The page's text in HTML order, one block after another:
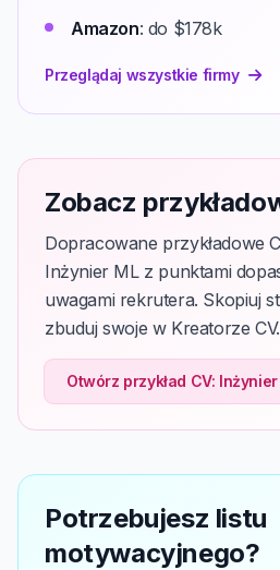
Amazon: do $178k
Przeglądaj wszystkie firmy
Zobacz
Dopracowane przykładowe
Inżynier ML z punktami
uwagami rekrutera. Skopiuj
zbuduj swoje w Kreatorze CV.
Otwórz przykład CV:
Potrzebujesz listu
motywacyjnego?